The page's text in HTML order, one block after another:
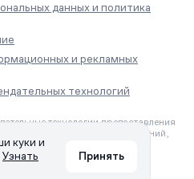
данных и политика
и рекламных
технологий
технологии предоставления
и анализа сведений,
сети «Интернет»,
Федерации.
куки и
Узнать
Принять